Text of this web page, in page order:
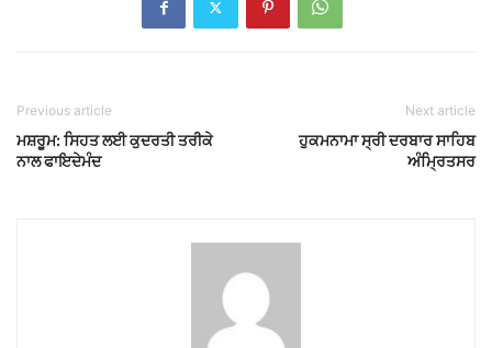
Previous article
ਮਸ਼ਰੂਮ: ਸਿਹਤ ਲਈ ਕੁਦਰਤੀ ਤਰੀਕੇ
ਨਾਲ ਫਾਇਦੇਮੰਦ
Next article
ਹੁਕਮਨਾਮਾ ਸ੍ਰੀ ਦਰਬਾਰ ਸਾਹਿਬ
ਅੰਮ੍ਰਿਤਸਰ